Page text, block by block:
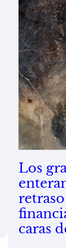
Los
caras